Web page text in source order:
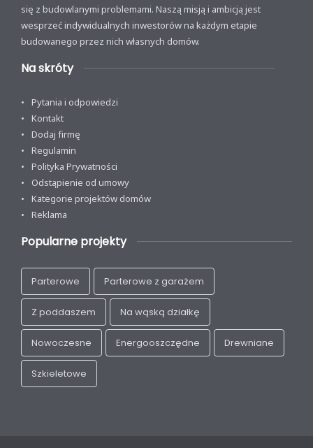
się z budowlanymi problemami. Naszą misją i ambicją jest
wesprzeć indywidualnych inwestorów na każdym etapie
budowanego przez nich własnych domów.
Na skróty
Pytania i odpowiedzi
Kontakt
Dodaj firmę
Regulamin
Polityka Prywatności
Odstąpienie od umowy
Kategorie projektów domów
Reklama
Popularne projekty
Parterowe Parterowe z garażem
Z poddaszem Na wąską działkę
Nowoczesne Energooszczędne Drewniane
Szkieletowe